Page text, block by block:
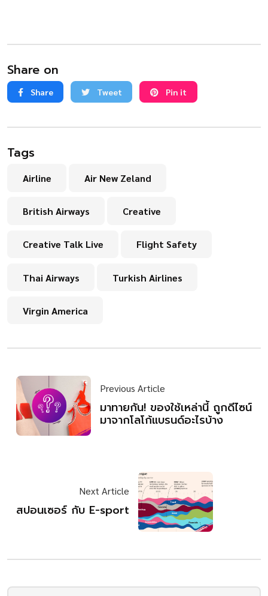
Share on
Share Tweet Pin it
Tags
Airline Air New Zeland
British Airways Creative
Creative Talk Live Flight Safety
Thai Airways Turkish Airlines
Virgin America
Previous Article
มาทายกัน! ของใช้เหล่านี้ ถูกดีไซน์
มาจากโลโก้แบรนด์อะไรบ้าง
Next Article
สปอนเซอร์ กับ E-sport